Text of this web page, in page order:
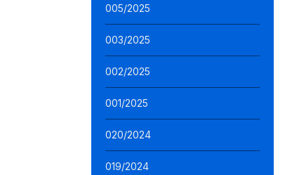
005/2025
003/2025
002/2025
001/2025
020/2024
019/2024